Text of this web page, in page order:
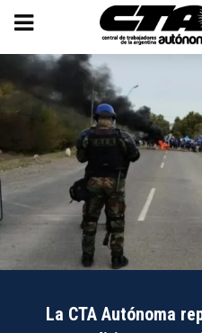
La CTA Autónoma